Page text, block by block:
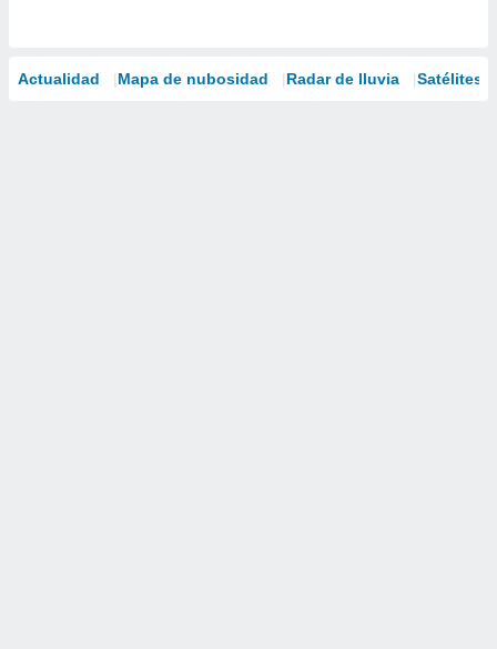
Actualidad Mapa de nubosidad Radar de lluvia Satélites